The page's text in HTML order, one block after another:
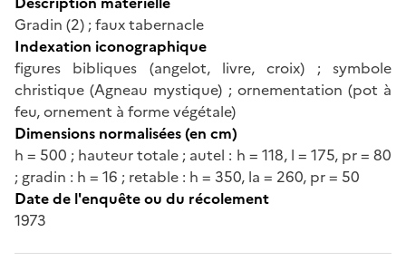
Gradin (2) ; faux tabernacle
Indexation iconographique
figures bibliques (angelot, livre, croix) ; symbole
christique (Agneau mystique) ; ornementation (pot à
feu, ornement à forme végétale)
Dimensions normalisées (en cm)
h = 500 ; hauteur totale ; autel : h = 118, l = 175, pr = 80
; gradin : h = 16 ; retable : h = 350, la = 260, pr = 50
Date de l'enquête ou du récolement
1973